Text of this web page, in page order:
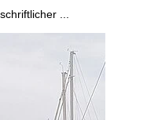
...